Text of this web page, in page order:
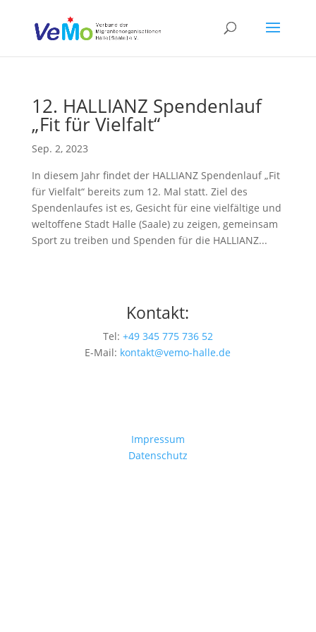
12. HALLIANZ Spendenlauf
„Fit für Vielfalt“
Sep. 2, 2023
In diesem Jahr findet der HALLIANZ Spendenlauf „Fit
für Vielfalt“ bereits zum 12. Mal statt. Ziel des
Spendenlaufes ist es, Gesicht für eine vielfältige und
weltoffene Stadt Halle (Saale) zu zeigen, gemeinsam
Sport zu treiben und Spenden für die HALLIANZ...
Kontakt:
Tel: +49 345 775 736 52
E-Mail: kontakt@vemo-halle.de
Impressum
Datenschutz